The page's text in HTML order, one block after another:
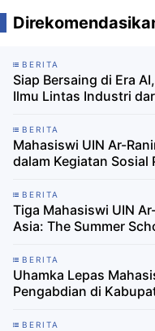
BERITA
Siap Bersaing di Era
Ilmu Lintas Industri
BERITA
Mahasiswi UIN Ar-
dalam Kegiatan Sosial
BERITA
Tiga Mahasiswi UIN
Asia: The Summer
BERITA
Uhamka Lepas
Pengabdian di
BERITA